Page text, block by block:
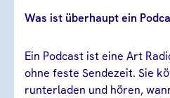
Was ist überhaupt ein
Ein Podcast ist eine Art
ohne feste Sendezeit. Sie
runterladen und hören,